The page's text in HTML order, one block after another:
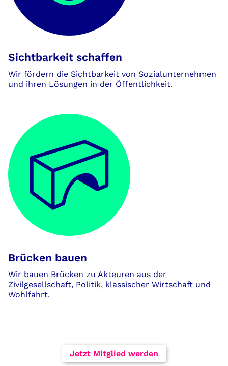
Sichtbarkeit schaffen
Wir fördern die Sichtbarkeit von Sozialunternehmen
und ihren Lösungen in der Öffentlichkeit.
Brücken bauen
Wir bauen Brücken zu Akteuren aus der
Zivilgesellschaft, Politik, klassischer Wirtschaft und
Wohlfahrt.
Jetzt Mitglied werden